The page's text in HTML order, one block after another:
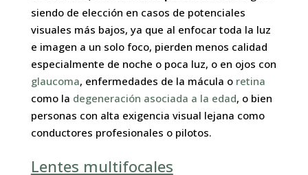
siendo de elección en casos de potenciales
visuales más bajos, ya que al enfocar toda la luz
e imagen a un solo foco, pierden menos calidad
especialmente de noche o poca luz, o en ojos con
glaucoma, enfermedades de la mácula o retina
como la degeneración asociada a la edad, o bien
personas con alta exigencia visual lejana como
conductores profesionales o pilotos.
Lentes multifocales